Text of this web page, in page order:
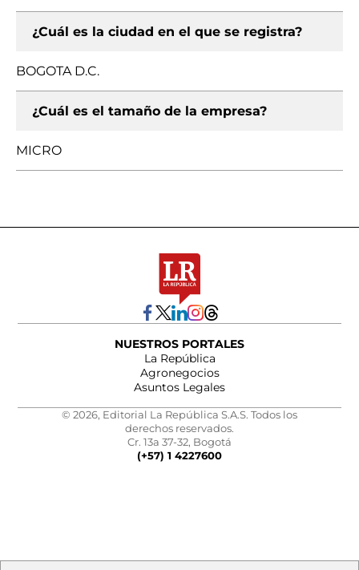
¿Cuál es la ciudad en el que se registra?
BOGOTA D.C.
¿Cuál es el tamaño de la empresa?
MICRO
NUESTROS PORTALES
La República
Agronegocios
Asuntos Legales
© 2026, Editorial La República S.A.S. Todos los
derechos reservados.
Cr. 13a 37-32, Bogotá
(+57) 1 4227600